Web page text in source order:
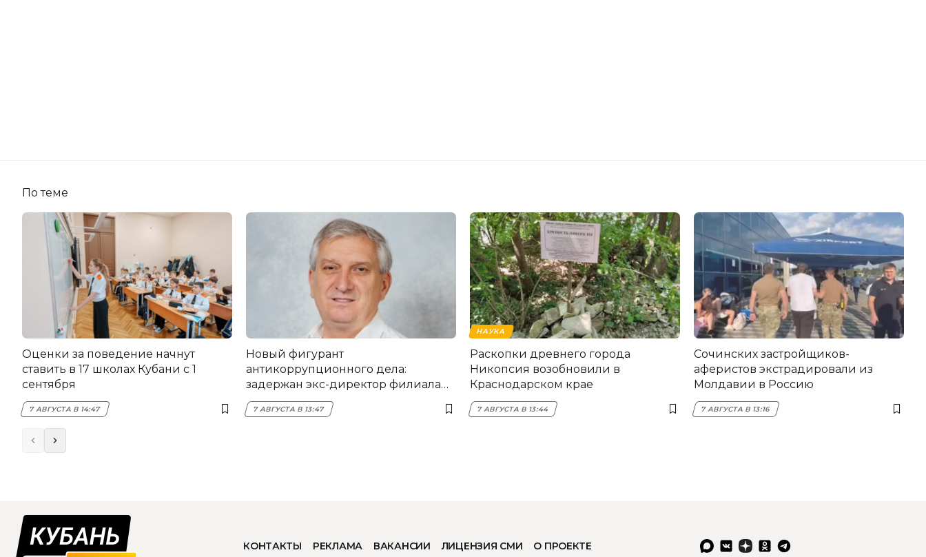
По теме
Оценки за поведение начнут
ставить в 17 школах Кубани с 1
сентября
7 АВГУСТА В 14:47
Новый фигурант
антикоррупционного дела:
задержан экс-директор филиала
НЭСК Крымска
7 АВГУСТА В 13:47
НАУКА
Раскопки древнего города
Никопсия возобновили в
Краснодарском крае
7 АВГУСТА В 13:44
Сочинских застройщиков-
аферистов экстрадировали из
Молдавии в Россию
7 АВГУСТА В 13:16
КОНТАКТЫ РЕКЛАМА ВАКАНСИИ ЛИЦЕНЗИЯ СМИ О ПРОЕКТЕ